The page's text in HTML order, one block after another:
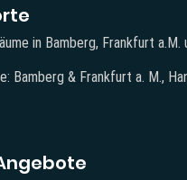
in Bamberg, Frankfurt a.M.